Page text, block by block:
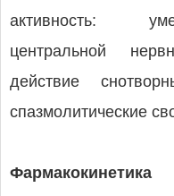
активность:
центральной
действие
спазмолитические
Фармакокинетика